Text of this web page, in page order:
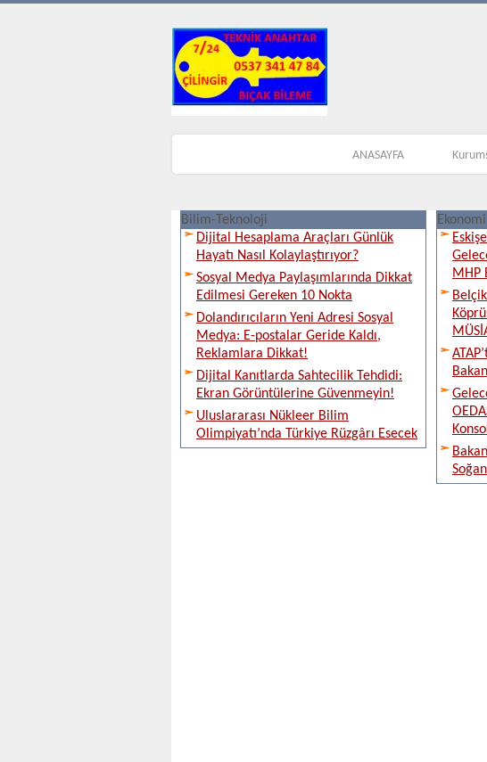
ANASAYFA
Bilim-Teknoloji
Dijital Hesaplama Araçları Günlük
Hayatı Nasıl Kolaylaştırıyor?
Sosyal Medya Paylaşımlarında Dikkat
Edilmesi Gereken 10 Nokta
Dolandırıcıların Yeni Adresi Sosyal
Medya: E-postalar Geride Kaldı,
Reklamlara Dikkat!
Dijital Kanıtlarda Sahtecilik Tehdidi:
Ekran Görüntülerine Güvenmeyin!
Uluslararası Nükleer Bilim
Olimpiyatı’nda Türkiye Rüzgârı Esecek
Ekonomi
MHP